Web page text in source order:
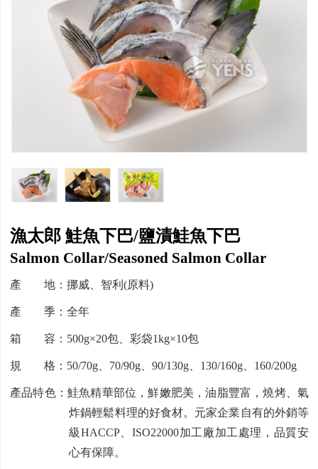
漁太郎 鮭魚下巴/鹽漬鮭魚下巴
Salmon Collar/Seasoned Salmon Collar
產 地：挪威、智利(原料)
產 季：全年
箱 容：500g×20包、彩袋1kg×10包
規 格：50/70g、70/90g、90/130g、130/160g、160/200g
產品特色：鮭魚精華部位，鮮嫩肥美，油脂豐富，燒烤、氣
炸鍋輕鬆料理的好食材。元家企業自有的外銷等
級HACCP、ISO22000加工廠加工處理，品質安
心有保障。